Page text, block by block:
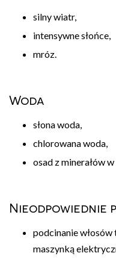
silny wiatr,
intensywne słońce,
mróz.
Woda
słona woda,
chlorowana woda,
osad z minerałów
Nieodpowiednie
podcinanie
maszynką